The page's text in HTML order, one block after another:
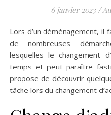
6 janvier 2023 /
Lors d’un déménagement, il faut obligatoirement effectuer
de nombreuses
lesquelles le changement
temps et peut paraître
propose de découvrir
tâche lors du changement